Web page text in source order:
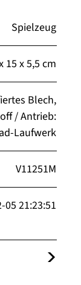
Spielzeug
15 x 5,5 cm
Blech,
/ Antrieb:
Laufwerk
V11251M
05 21:23:51